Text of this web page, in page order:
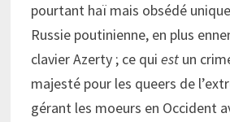
pourtant haï mais obsédé
Russie poutinienne, en plus
clavier Azerty ; ce qui estun
majesté pour les queers de
gérant les moeurs en Occident